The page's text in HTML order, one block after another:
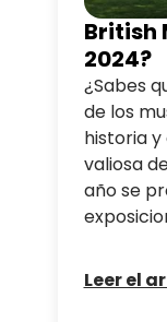
British
2024?
¿Sabes
de los
historia
valiosa
año se
parada
Leer el